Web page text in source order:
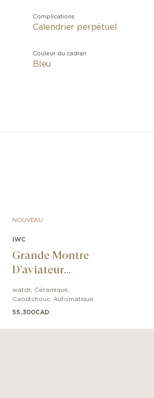
Complications
Calendrier perpétuel
Couleur du cadran
Bleu
NOUVEAU
IWC
Grande Montre
D’aviateur
Calendrier
Perpétuel Proset
Le Petit Prince
watch Céramique
Caoutchouc, Automatique
55,300CAD